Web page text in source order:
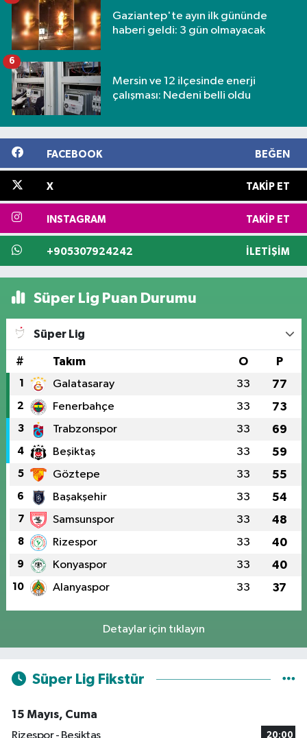
Gaziantep'te ayın ilk gününde
haberi geldi: 3 gün olmayacak
Mersin ve 12 ilçesinde enerji
çalışması: Nedeni belli oldu
6
FACEBOOK BEĞEN
X TAKIP ET
INSTAGRAM TAKIP ET
+905307924242 İLETIŞIM
Süper Lig Puan Durumu
Süper Lig
# Takım O P
1 Galatasaray 33 77
2 Fenerbahçe 33 73
3 Trabzonspor 33 69
4 Beşiktaş 33 59
5 Göztepe 33 55
6 Başakşehir 33 54
7 Samsunspor 33 48
8 Rizespor 33 40
9 Konyaspor 33 40
10 Alanyaspor 33 37
Detaylar için tıklayın
Süper Lig Fikstür
15 Mayıs, Cuma
20:00